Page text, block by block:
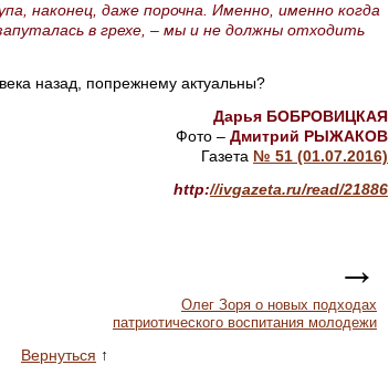
наконец, даже порочна. Именно, именно когда
в грехе, – мы и не должны отходить
назад, попрежнему актуальны?
Дарья БОБРОВИЦКАЯ
Фото – Дмитрий РЫЖАКОВ
Газета № 51 (01.07.2016)
http://ivgazeta.ru/read/21886
→
Олег Зоря о новых подходах
патриотического воспитания молодежи
Вернуться ↑